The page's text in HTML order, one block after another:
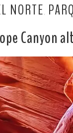
NORTE
Canyon